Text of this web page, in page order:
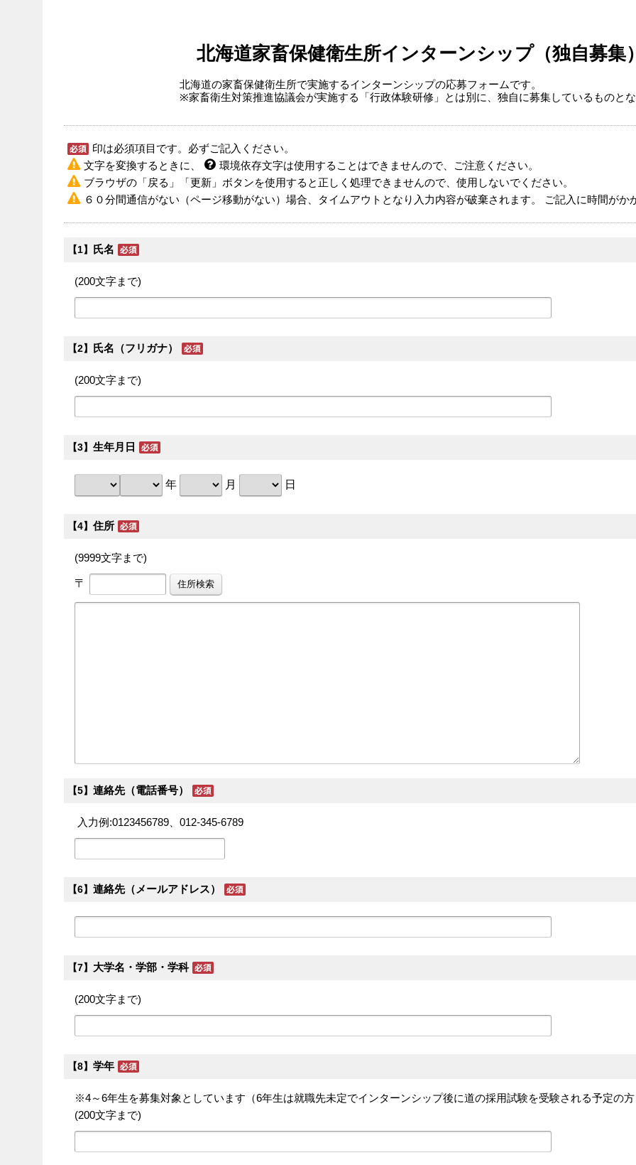
北海道家畜保健衛生所インターンシップ（独自募集
北海道の家畜保健衛生所で実施するインターンシップの応募フォームです。
※家畜衛生対策推進協議会が実施する「行政体験研修」とは別に、独自に募集しているものと
印は必須項目です。必ずご記入ください。
文字を変換するときに、
環境依存文字は使用することはできませんので、ご注意ください。
ブラウザの「戻る」「更新」ボタンを使用すると正しく処理できませんので、使用しないでください。
６０分間通信がない（ページ移動がない）場合、タイムアウトとなり入力内容が破棄されます。 ご記入に時間が
【1】 氏名
(200文字まで)
【2】 氏名（フリガナ）
(200文字まで)
【3】 生年月日
年 月 日
【4】 住所
(9999文字まで)
〒
【5】 連絡先（電話番号）
入力例:0123456789、012-345-6789
【6】 連絡先（メールアドレス）
【7】 大学名・学部・学科
(200文字まで)
【8】 学年
※4～6年生を募集対象としています（6年生は就職先未定でインターンシップ後に道の採用試験を受験される予定の
(200文字まで)